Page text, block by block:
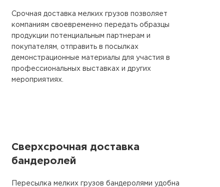
Срочная доставка мелких грузов позволяет
компаниям своевременно передать образцы
продукции потенциальным партнерам и
покупателям, отправить в посылках
демонстрационные материалы для участия в
профессиональных выставках и других
мероприятиях.
Сверхсрочная доставка
бандеролей
Пересылка мелких грузов бандеролями удобна